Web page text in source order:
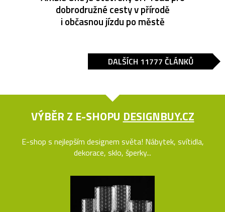
dobrodružné cesty v přírodě
i občasnou jízdu po městě
DALŠÍCH 11777 ČLÁNKŮ
VÝBĚR Z E-SHOPU DESIGNBUY.CZ
E-shop s nejlepším designem světa! Nábytek, svítidla,
dekorace, sklo, šperky...